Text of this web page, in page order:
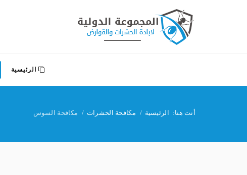
الرئيسية
أنت هنا: الرئيسية مكافحة الحشرات مكافحة السوس